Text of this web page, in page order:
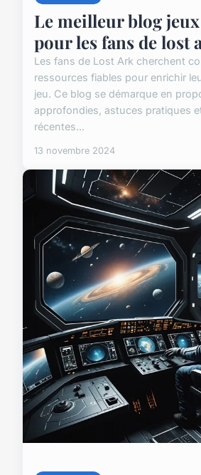
Le meilleur blog
pour les fans de lost
Les fans de Lost Ark cherchent
ressources fiables pour enrichir
jeu. Ce blog se démarque en
approfondies, astuces pratiques
récentes...
13 novembre 2024